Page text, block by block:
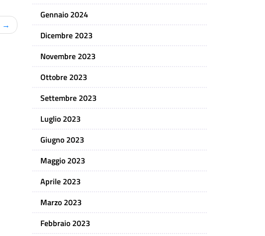
Gennaio 2024
Dicembre 2023
Novembre 2023
Ottobre 2023
Settembre 2023
Luglio 2023
Giugno 2023
Maggio 2023
Aprile 2023
Marzo 2023
Febbraio 2023